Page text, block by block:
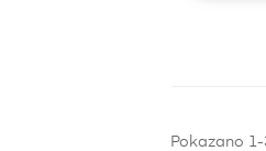
Pokazano